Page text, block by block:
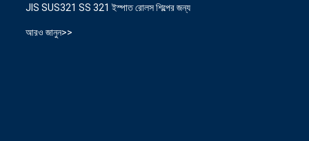
JIS SUS321 SS 321 ইস্পাত রোলস শিল্পের জন্য
আরও জানুন>>